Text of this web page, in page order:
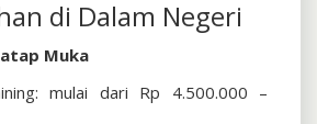
di Dalam Negeri
Muka
mulai dari Rp 4.500.000 –